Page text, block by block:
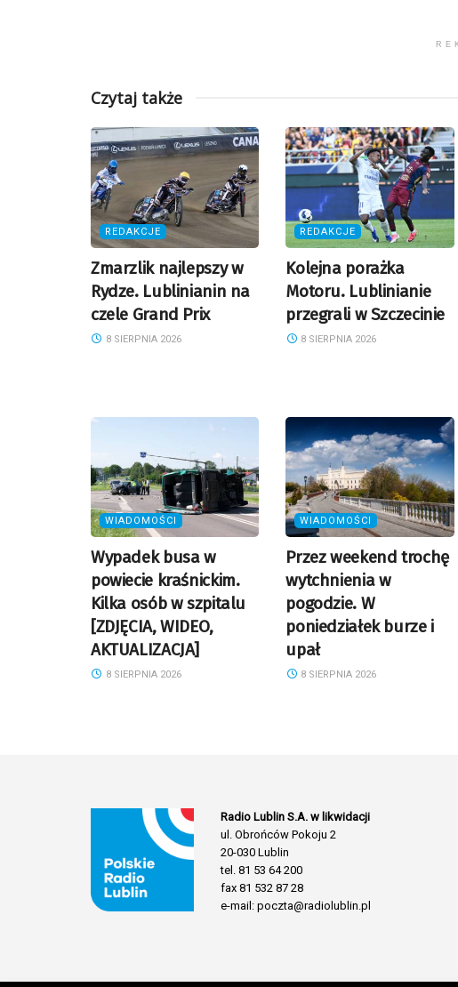
Czytaj także
REDAKCJE
Zmarzlik najlepszy w
Rydze. Lublinianin na
czele Grand Prix
8 SIERPNIA 2026
REDAKCJE
Kolejna porażka
Motoru. Lublinianie
przegrali w Szczecinie
8 SIERPNIA 2026
WIADOMOŚCI
Wypadek busa w
powiecie kraśnickim.
Kilka osób w szpitalu
[ZDJĘCIA, WIDEO,
AKTUALIZACJA]
8 SIERPNIA 2026
WIADOMOŚCI
Przez weekend trochę
wytchnienia w
pogodzie. W
poniedziałek burze i
upał
8 SIERPNIA 2026
Radio Lublin S.A. w likwidacji
ul. Obrońców Pokoju 2
20-030 Lublin
tel. 81 53 64 200
fax 81 532 87 28
e-mail: poczta@radiolublin.pl